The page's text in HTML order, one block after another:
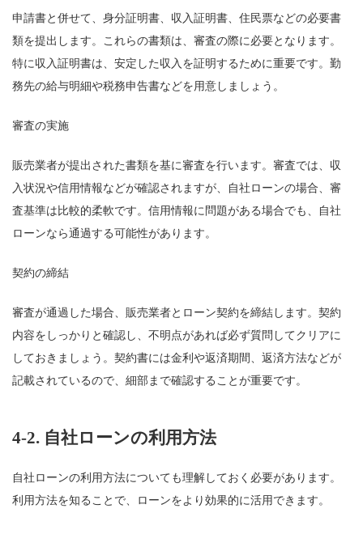
申請書と併せて、身分証明書、収入証明書、住民票などの必要書
類を提出します。これらの書類は、審査の際に必要となります。
特に収入証明書は、安定した収入を証明するために重要です。勤
務先の給与明細や税務申告書などを用意しましょう。
審査の実施
販売業者が提出された書類を基に審査を行います。審査では、収
入状況や信用情報などが確認されますが、自社ローンの場合、審
査基準は比較的柔軟です。信用情報に問題がある場合でも、自社
ローンなら通過する可能性があります。
契約の締結
審査が通過した場合、販売業者とローン契約を締結します。契約
内容をしっかりと確認し、不明点があれば必ず質問してクリアに
しておきましょう。契約書には金利や返済期間、返済方法などが
記載されているので、細部まで確認することが重要です。
4-2. 自社ローンの利用方法
自社ローンの利用方法についても理解しておく必要があります。
利用方法を知ることで、ローンをより効果的に活用できます。